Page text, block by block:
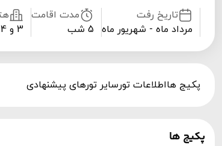
تاریخ رفت
مرداد ماه - شهریور ماه
مدت اقامت
5 شب
3 و 4 و 5 ستاره
پکیج هااطلاعات تورسایر تورهای پیشنهادی
پکیج ها